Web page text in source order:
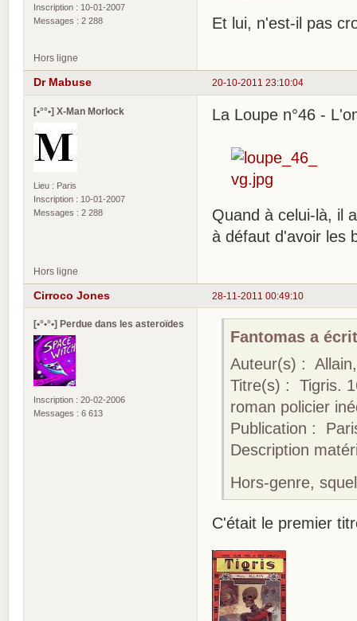
Inscription : 10-01-2007
Messages : 2 288
Et lui, n'est-il pas
Hors ligne
20-10-2011 23:10:04
Dr Mabuse
[•°°•] X-Man Morlock
Lieu : Paris
Inscription : 10-01-2007
Messages : 2 288
La Loupe n°46 -
Quand à celui-là, il
à défaut d'avoir les
Hors ligne
28-11-2011 00:49:10
Cirroco Jones
[•°•°•] Perdue dans les asteroïdes
Inscription : 20-02-2006
Messages : 6 613
Fantomas a
Auteur(s) :
Titre(s) : Tigris.
roman policier
Publication :
Description
Hors-genre,
C'était le premier